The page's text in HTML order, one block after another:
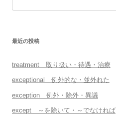
最近の投稿
treatment 取り扱い・待遇・治療
exceptional 例外的な・並外れた
exception 例外・除外・異議
except ～を除いて・～でなければ